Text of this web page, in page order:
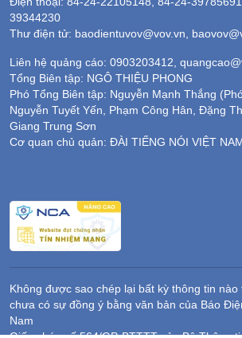
39344230
Thư điện tử: baodientuvov@vov.vn,
Liên hệ quảng cáo: 0903203412,
Tổng Biên tập: NGÔ THIỆU PHONG
Phó Tổng Biên tập: Nguyễn Mạnh Thắng
Nguyễn Tuyết Yến, Phạm Công Hân, Đặng
Giang Trung Sơn
Cơ quan chủ quản: ĐÀI TIẾNG NÓI VIỆT
Không được sao chép lại bất kỳ thông tin
chưa có sự đồng ý bằng văn bản của Báo
Nam